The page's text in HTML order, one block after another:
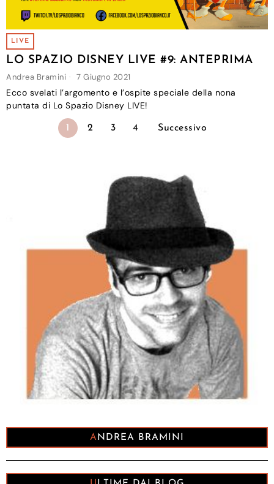
LIVE
LO SPAZIO DISNEY LIVE #9: ANTEPRIMA
Andrea Bramini 7 Giugno 2021
Ecco svelati l’argomento e l’ospite speciale della nona
puntata di Lo Spazio Disney LIVE!
1 2 3 4 Successivo
ANDREA BRAMINI